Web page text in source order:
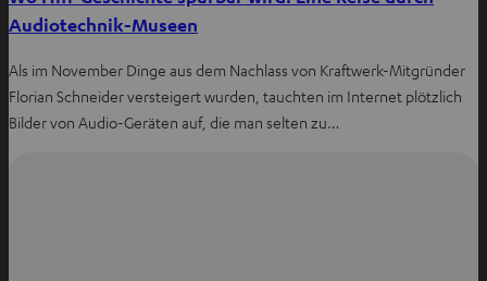
Audiotechnik-Museen
Als im November Dinge aus dem Nachlass von Kraftwerk-Mitgründer
Florian Schneider versteigert wurden, tauchten im Internet plötzlich
Bilder von Audio-Geräten auf, die man selten zu…